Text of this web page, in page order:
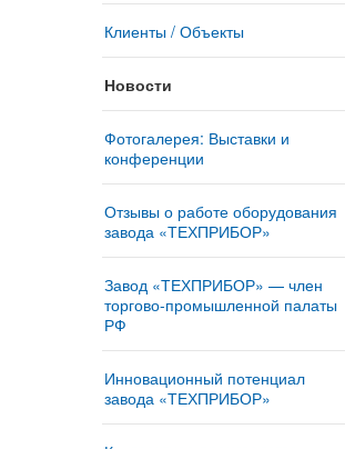
Клиенты / Объекты
Новости
Фотогалерея: Выставки и
конференции
Отзывы о работе оборудования
завода «ТЕХПРИБОР»
Завод «ТЕХПРИБОР» — член
торгово-промышленной палаты
РФ
Инновационный потенциал
завода «ТЕХПРИБОР»